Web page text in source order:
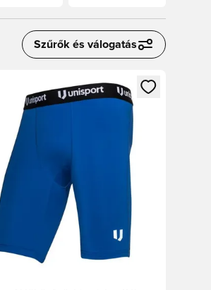
Szűrők és válogatás
való regisztrációhoz
egy modált a bejelentkezéshez vagy a